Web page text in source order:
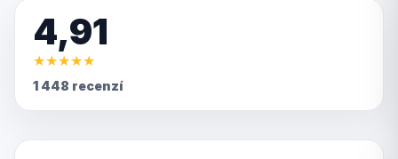
4,91
★★★★★
1 448 recenzí